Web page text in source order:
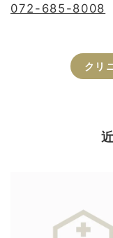
072-685-8008
クリ